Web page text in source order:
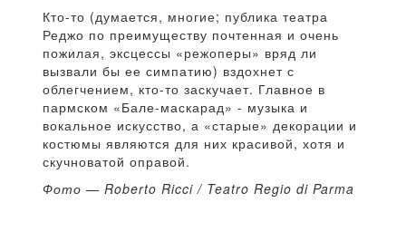
Кто-то (думается, многие; публика театра
Реджо по преимуществу почтенная и очень
пожилая, эксцессы «режоперы» вряд ли
вызвали бы ее симпатию) вздохнет с
облегчением, кто-то заскучает. Главное в
пармском «Бале-маскарад» - музыка и
вокальное искусство, а «старые» декорации и
костюмы являются для них красивой, хотя и
скучноватой оправой.
Фото — Roberto Ricci / Teatro Regio di Parma